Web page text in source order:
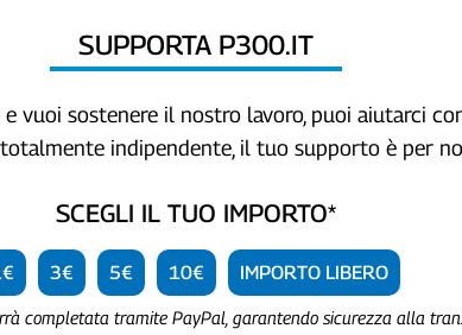
SUPPORTA P300.IT
vuoi sostenere il nostro lavoro, puoi aiutarci
indipendente, il tuo supporto è per
SCEGLI IL TUO IMPORTO*
3€ 5€ 10€ IMPORTO LIBERO
completata tramite PayPal, garantendo sicurezza alla